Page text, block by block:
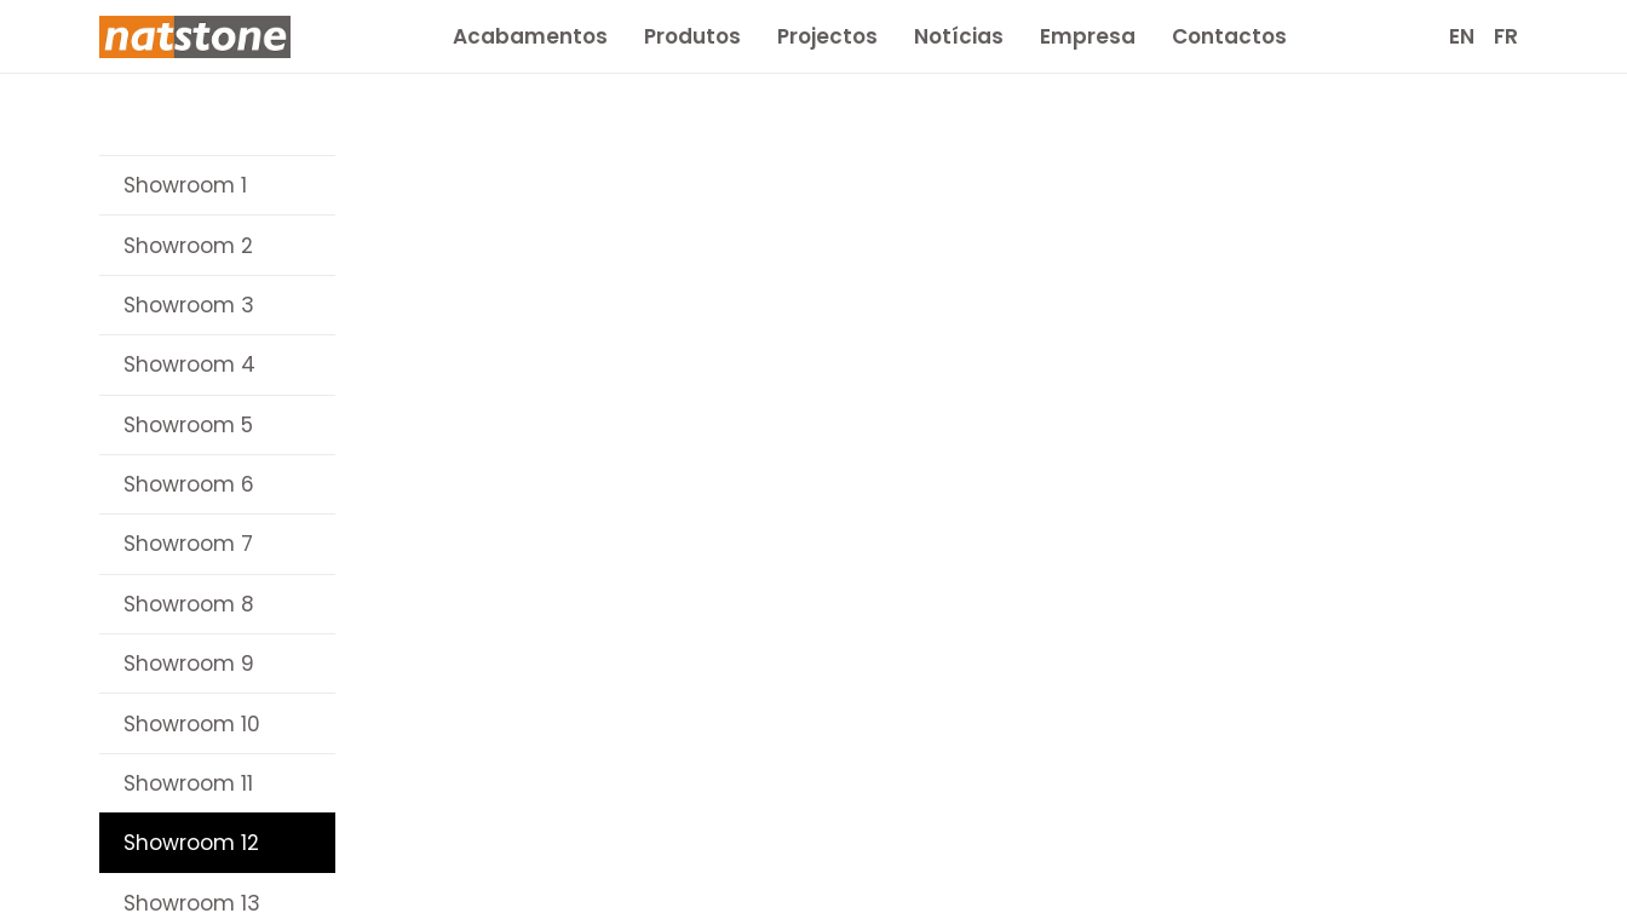
Acabamentos Produtos Projectos Notícias Empresa Contactos EN FR
Showroom 1
Showroom 2
Showroom 3
Showroom 4
Showroom 5
Showroom 6
Showroom 7
Showroom 8
Showroom 9
Showroom 10
Showroom 11
Showroom 12
Showroom 13